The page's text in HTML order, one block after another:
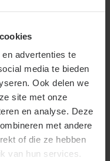
advertenties te
media te bieden
Ook delen we
site met onze
en analyse. Deze
met andere
of die ze hebben
van hun services.
Stamhoogte + 90 cm
(Small)
360 cm
480 cm